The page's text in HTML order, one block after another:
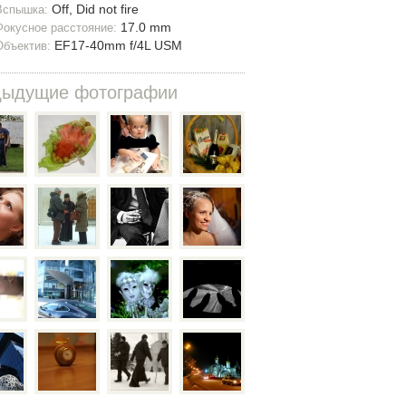
Off, Did not fire
расстояние: 17.0 mm
EF17-40mm f/4L USM
фотографии